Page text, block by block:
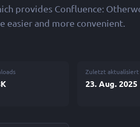
provides Confluence:
easier and more convenient.
Zuletzt aktualisiert
23. Aug. 2025